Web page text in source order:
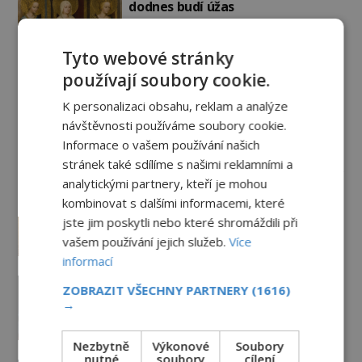
dodnes budí úžas
Železný zázrak z Indie: Proč tento
sloup už 1 600 let nezná rez?
Paranormální jevy
Pláž v Dieppe: Znějí tu ozvěny
mrtvých vojáků?
PREMIUM
Lady Gaga i Keanu Reeves:
Pronásledují je přízraky?
Tyto webové stránky
používají soubory cookie.
K personalizaci obsahu, reklam a analýze
návštěvnosti používáme soubory cookie.
Informace o vašem používání našich
stránek také sdílíme s našimi reklamními a
analytickými partnery, kteří je mohou
kombinovat s dalšími informacemi, které
jste jim poskytli nebo které shromáždili při
vašem používání jejich služeb.Více
informací
ZOBRAZIT VŠECHNY PARTNERY (1616)
→
Nezbytně
nutné
Výkonové
soubory
Soubory
cílení